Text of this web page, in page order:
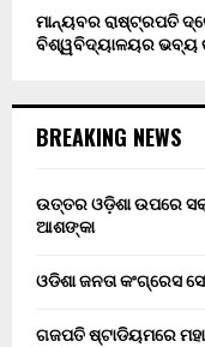
ମାନ୍ୟବର ରାଷ୍ଟ୍ରପତି
ବିଶ୍ୱବିଦ୍ୟାଳୟର ଭବ୍ୟ
BREAKING NEWS
ଉତ୍ତର ଓଡ଼ିଶା ଉପରେ
ଆଶଙ୍କା
ଓଡିଶା ଜନତା କଂଗ୍ରେସ
ଗଜପତି ଷ୍ଟାଡିୟମରେ